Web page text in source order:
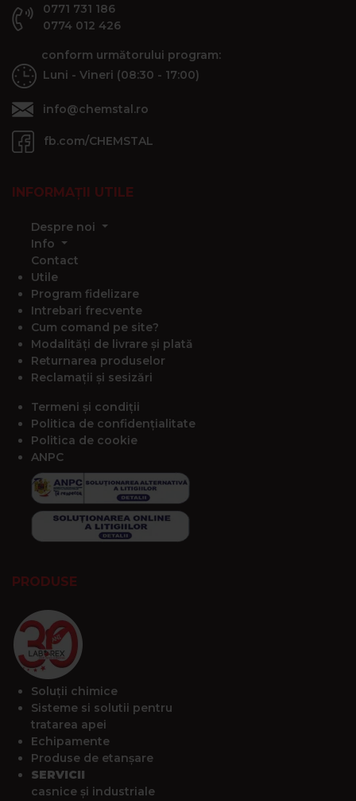
0771 731 186
0774 012 426
conform următorului program:
Luni - Vineri (08:30 - 17:00)
info@chemstal.ro
fb.com/CHEMSTAL
INFORMAȚII UTILE
Despre noi
Info
Contact
Utile
Program fidelizare
Intrebari frecvente
Cum comand pe site?
Modalități de livrare și plată
Returnarea produselor
Reclamații și sesizări
Termeni și condiții
Politica de confidențialitate
Politica de cookie
ANPC
PRODUSE
Soluții chimice
Sisteme si solutii pentru
tratarea apei
Echipamente
Produse de etanșare
SERVICII
casnice și industriale